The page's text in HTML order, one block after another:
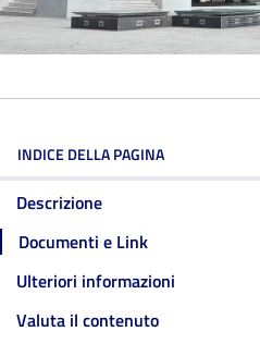
INDICE DELLA PAGINA
Descrizione
Documenti e Link
Ulteriori informazioni
Valuta il contenuto